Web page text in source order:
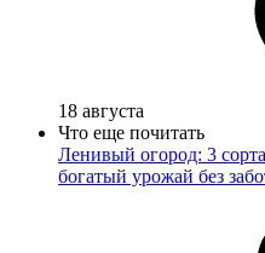
18 августа
Что еще почитать
Ленивый огород: 3
богатый урожай без